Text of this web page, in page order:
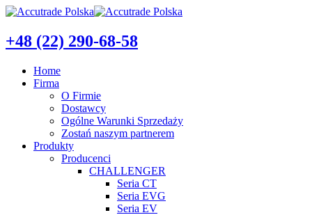
+48 (22) 290-68-58
Home
Firma
O Firmie
Dostawcy
Ogólne Warunki Sprzedaży
Zostań naszym partnerem
Produkty
Producenci
CHALLENGER
Seria CT
Seria EVG
Seria EV